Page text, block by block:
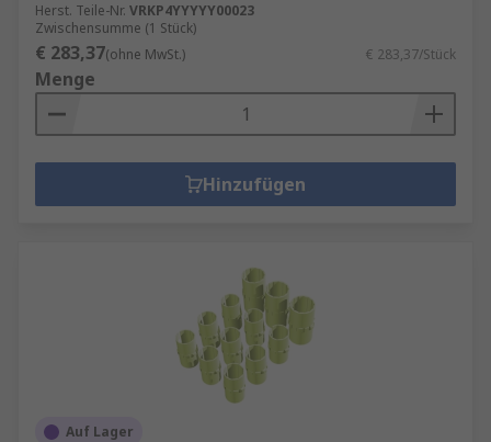
Herst. Teile-Nr. VRKP4YYYYY00023
Zwischensumme (1 Stück)
€ 283,37(ohne MwSt.) € 283,37/Stück
Menge
Hinzufügen
Auf Lager